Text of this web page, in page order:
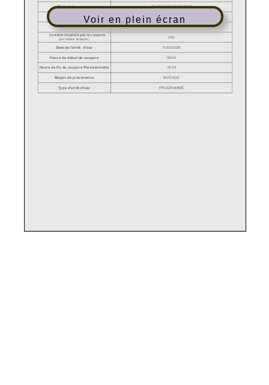
Voir en plein écran